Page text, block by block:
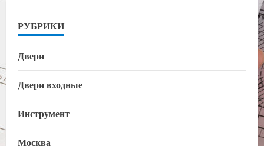
РУБРИКИ
Двери
Двери входные
Инструмент
Москва